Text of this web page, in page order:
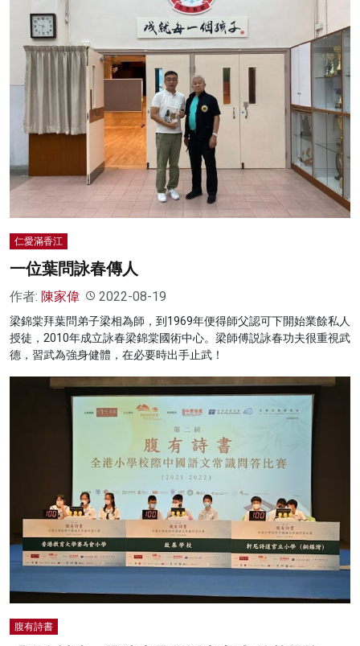
仁愛滿香江
一位葉問詠春傳人
作者: 陳家偉 2022-08-19
梁錦棠拜葉問弟子梁相為師，到1969年便得師父認可下開始業餘私人
授徒，2010年成立詠春梁錦棠國術中心。梁師傅説詠春功夫很重視武
德，習武為強身健體，在必要時出手止武！
腹有詩書